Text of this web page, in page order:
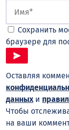
Сохранить
браузере для
Оставляя
данныхи
Чтобы
на ваши